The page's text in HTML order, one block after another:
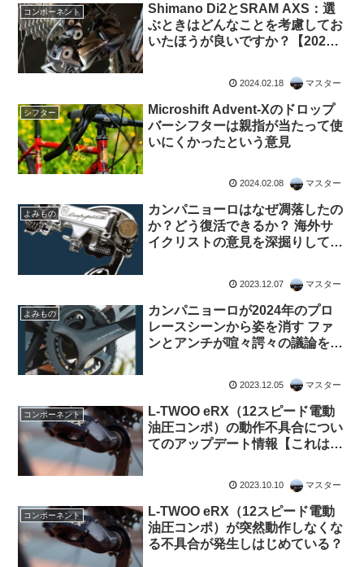
コンポーネント
Shimano Di2とSRAM AXS：選
ぶときはどんなことを考慮してお
いたほうが良いですか？【2024
2024.02.18 マスター
シフター
Microshift Advent-Xのドロップ
バーシフターは親指が当たって使
いにくかったという意見
2024.02.08 マスター
よみもの
カンパニョーロはなぜ凋落したの
か？どう復活できるか？ 海外サ
イクリストの意見を深掘りしてみ
2023.12.07 マスター
よみもの
カンパニョーロが2024年のプロ
レースシーンから姿を消す ファ
ンとアンチが喧々諤々の議論を展
2023.12.05 マスター
コンポーネント
L-TWOO eRX（12スピード電動
油圧コンポ）の動作不具合につい
てのアップデート情報【これは難
2023.10.10 マスター
コンポーネント
L-TWOO eRX（12スピード電動
油圧コンポ）が突然動作しなくな
る不具合が発生しはじめている？